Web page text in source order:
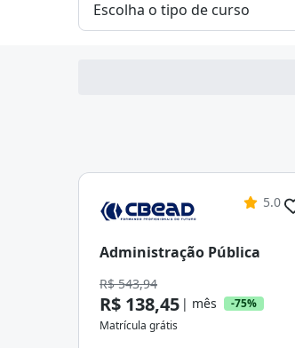
5.0
Administração Pública
R$ 543,94
R$ 138,45 | mês
-75%
Matrícula grátis